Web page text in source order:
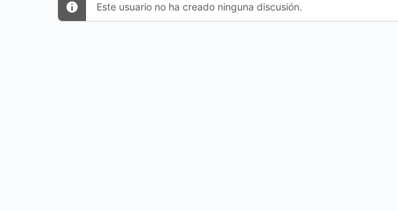
Este usuario no ha creado ninguna discusión.